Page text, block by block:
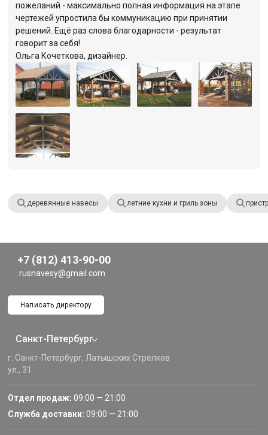
пожеланий - максимально полная информация на этапе
чертежей упростила бы коммуникацию при принятии
решений. Ещё раз слова благодарности - результат
говорит за себя!
Ольга Кочеткова, дизайнер.
деревянные навесы летние кухни и гриль зоны
+7 (812) 413-90-00
rusnavesy@gmail.com
Написать директору
Санкт-Петербург
г. Санкт-Петербург, Латышских Стрелков
ул., 31
Отдел продаж: 09:00 — 21:00
Служба доставки: 09:00 — 21:00